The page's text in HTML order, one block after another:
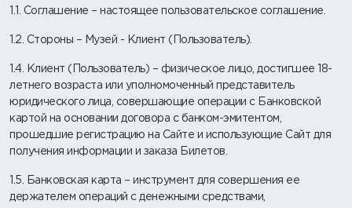
1.1. Соглашение – настоящее пользовательское соглашение.
1.2. Стороны – Музей - Клиент (Пользователь).
1.4. Клиент (Пользователь) – физическое лицо, достигшее 18-
летнего возраста или уполномоченный представитель
юридического лица, совершающие операции с Банковской
картой на основании договора с банком-эмитентом,
прошедшие регистрацию на Сайте и использующие Сайт для
получения информации и заказа Билетов.
1.5. Банковская карта – инструмент для совершения ее
держателем операций с денежными средствами,